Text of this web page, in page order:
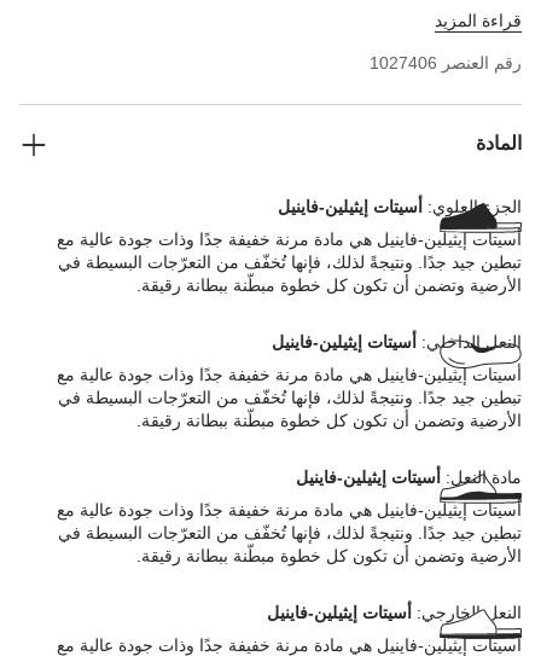
صندل الفلين، وهو مصنوع من مادة أسيتات إيثيلين-فاينيل الاصطناعية
قراءة المزيد
رقم العنصر 1027406
المادة
الجزء العلوي: أسيتات إيثيلين-فاينيل
أسيتات إيثيلين-فاينيل هي مادة مرنة خفيفة جدًا وذات جودة عالية مع
تبطين جيد جدًا. ونتيجةً لذلك، فإنها تُخفّف من التعرّجات البسيطة في
الأرضية وتضمن أن تكون كل خطوة مبطّنة ببطانة رقيقة.
النعل الداخلي: أسيتات إيثيلين-فاينيل
أسيتات إيثيلين-فاينيل هي مادة مرنة خفيفة جدًا وذات جودة عالية مع
تبطين جيد جدًا. ونتيجةً لذلك، فإنها تُخفّف من التعرّجات البسيطة في
الأرضية وتضمن أن تكون كل خطوة مبطّنة ببطانة رقيقة.
مادة النعل: أسيتات إيثيلين-فاينيل
أسيتات إيثيلين-فاينيل هي مادة مرنة خفيفة جدًا وذات جودة عالية مع
تبطين جيد جدًا. ونتيجةً لذلك، فإنها تُخفّف من التعرّجات البسيطة في
الأرضية وتضمن أن تكون كل خطوة مبطّنة ببطانة رقيقة.
النعل الخارجي: أسيتات إيثيلين-فاينيل
أسيتات إيثيلين-فاينيل هي مادة مرنة خفيفة جدًا وذات جودة عالية مع